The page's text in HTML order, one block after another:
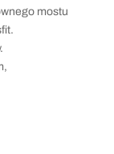
mostu